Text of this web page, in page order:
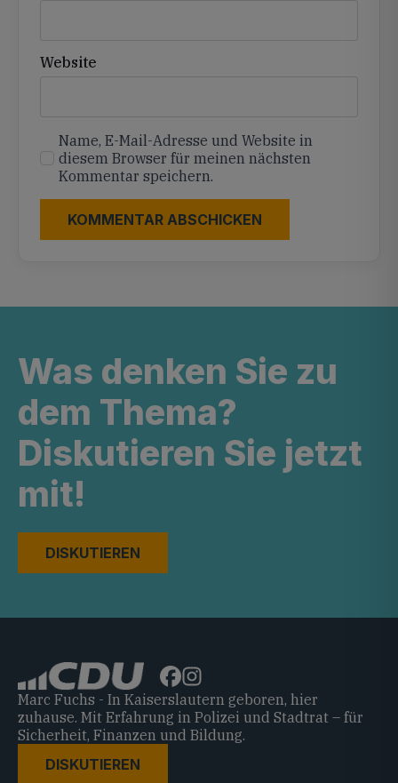
Website
Name, E-Mail-Adresse und Website in
diesem Browser für meinen nächsten
Kommentar speichern.
Was denken Sie zu
dem Thema?
Diskutieren Sie jetzt
mit!
DISKUTIEREN
Marc Fuchs - In Kaiserslautern geboren, hier
zuhause. Mit Erfahrung in Polizei und Stadtrat – für
Sicherheit, Finanzen und Bildung.
DISKUTIEREN